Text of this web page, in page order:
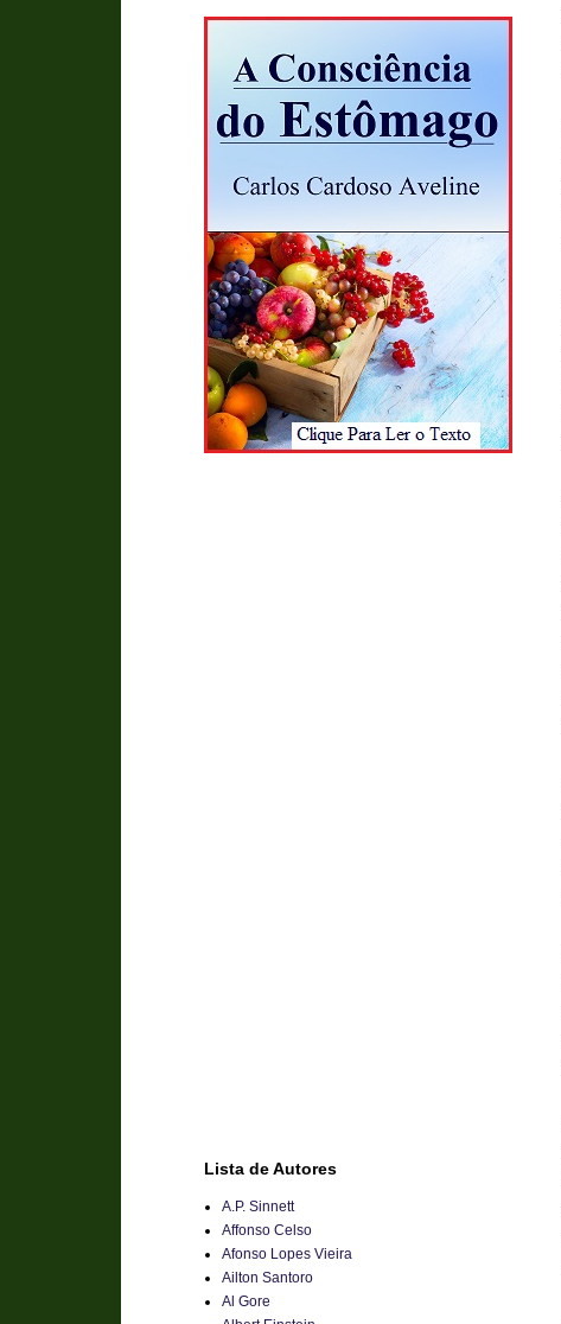
Lista de Autores
A.P. Sinnett
Affonso Celso
Afonso Lopes Vieira
Ailton Santoro
Al Gore